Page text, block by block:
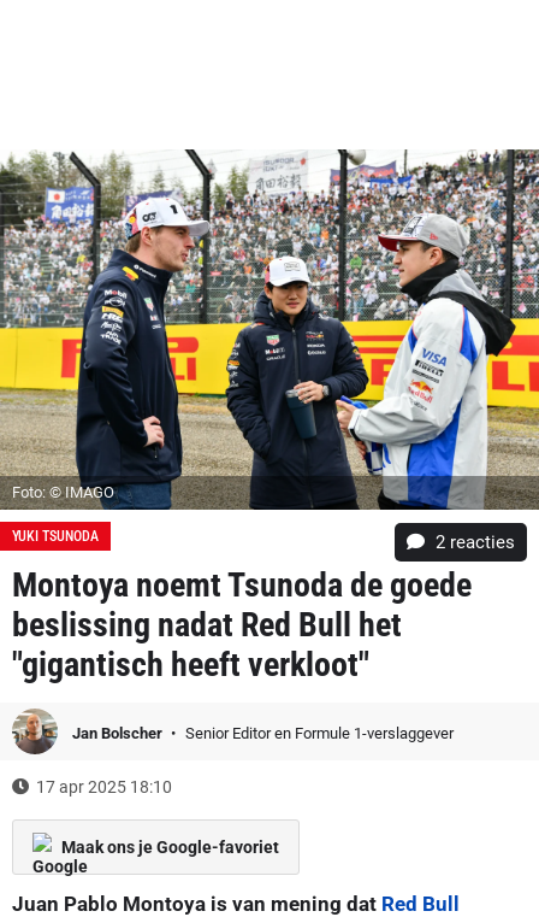
Foto: © IMAGO
YUKI TSUNODA 2 reacties
Montoya noemt Tsunoda de goede
beslissing nadat Red Bull het
"gigantisch heeft verkloot"
Jan Bolscher Senior Editor en Formule 1-verslaggever
17 apr 2025 18:10
Maak ons je Google-favoriet
Juan Pablo Montoya is van mening dat Red Bull